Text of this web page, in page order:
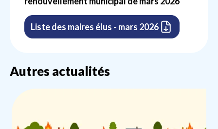
Liste des maires élus - mars 2026
Autres actualités